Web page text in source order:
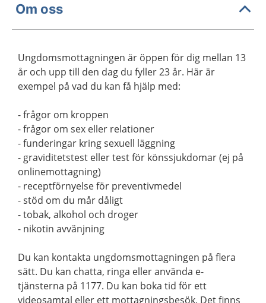
Om oss
Ungdomsmottagningen är öppen för dig mellan 13
år och upp till den dag du fyller 23 år. Här är
exempel på vad du kan få hjälp med:
- frågor om kroppen
- frågor om sex eller relationer
- funderingar kring sexuell läggning
- graviditetstest eller test för könssjukdomar (ej på
onlinemottagning)
- receptförnyelse för preventivmedel
- stöd om du mår dåligt
- tobak, alkohol och droger
- nikotin avvänjning
Du kan kontakta ungdomsmottagningen på flera
sätt. Du kan chatta, ringa eller använda e-
tjänsterna på 1177. Du kan boka tid för ett
videosamtal eller ett mottagningsbesök. Det finns